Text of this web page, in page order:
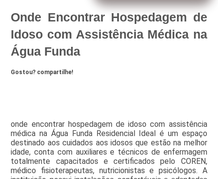
Onde Encontrar Hospedagem de
Idoso com Assistência Médica na
Água Funda
Gostou? compartilhe!
onde encontrar hospedagem de idoso com assistência
médica na Água Funda Residencial Ideal é um espaço
destinado aos cuidados aos idosos que estão na melhor
idade, conta com auxiliares e técnicos de enfermagem
totalmente capacitados e certificados pelo COREN,
médico fisioterapeutas, nutricionistas e psicólogos. A